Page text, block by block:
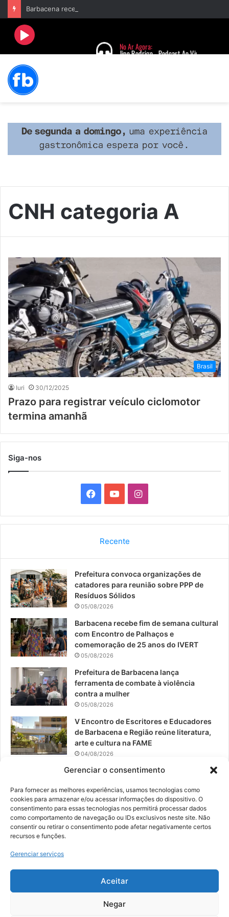
Gerenciar o consentimento
Para fornecer as melhores experiências, usamos tecnologias como
cookies para armazenar e/ou acessar informações do dispositivo. O
consentimento para essas tecnologias nos permitirá processar dados
como comportamento de navegação ou IDs exclusivos neste site. Não
consentir ou retirar o consentimento pode afetar negativamente certos
recursos e funções.
Gerenciar serviços
Aceitar
Negar
CNH categoria A
Brasil
Iuri 30/12/2025
Prazo para registrar veículo ciclomotor
termina amanhã
Siga-nos
a
b
o
k
o
u
b
I
n
a
a
Recente
Prefeitura convoca organizações de
catadores para reunião sobre PPP de
Resíduos Sólidos
05/08/2026
Barbacena recebe fim de semana cultural
com Encontro de Palhaços e
comemoração de 25 anos do IVERT
05/08/2026
Prefeitura de Barbacena lança
ferramenta de combate à violência
contra a mulher
05/08/2026
V Encontro de Escritores e Educadores
de Barbacena e Região reúne literatura,
arte e cultura na FAME
04/08/2026
Teatro da Pedra apresenta novo
04/08/2026
© 2026, Todos os direitos reservados | Desenvolvido por:
Digital Business| Hospedado por:NP Publicidade
Fale Conosco
Sobre Nós
Política de Segurança e Privacidade